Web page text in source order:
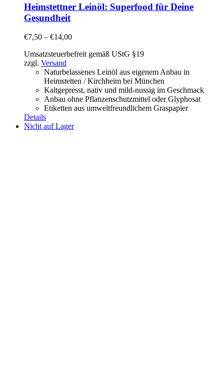
Heimstettner Leinöl: Superfood für Deine
Gesundheit
€7,50 – €14,00
Umsatzsteuerbefreit gemäß UStG §19
zzgl. Versand
Naturbelassenes Leinöl aus eigenem Anbau in
Heimstetten / Kirchheim bei München
Kaltgepresst, nativ und mild-nussig im Geschmack
Anbau ohne Pflanzenschutzmittel oder Glyphosat
Etiketten aus umweltfreundlichem Graspapier
Details
Nicht auf Lager